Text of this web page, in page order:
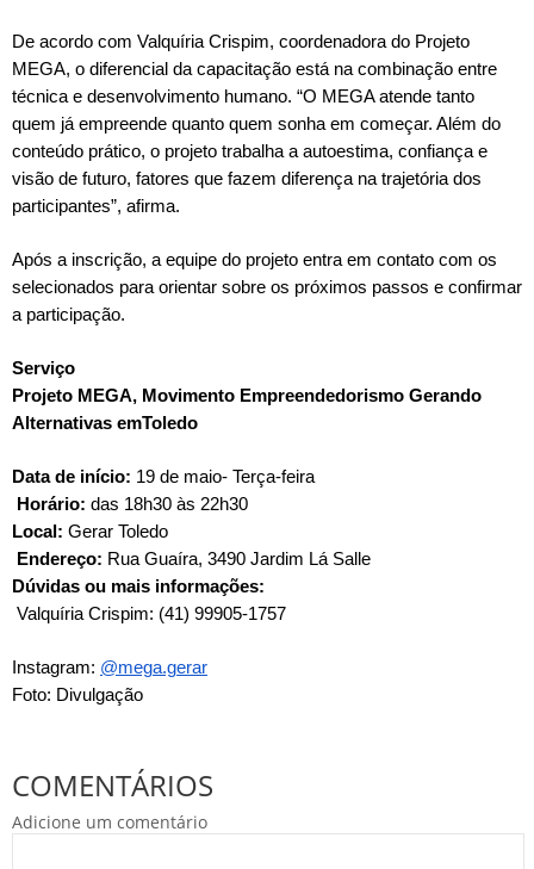
De acordo com Valquíria Crispim, coordenadora do Projeto
MEGA, o diferencial da capacitação está na combinação entre
técnica e desenvolvimento humano. “O MEGA atende tanto
quem já empreende quanto quem sonha em começar. Além do
conteúdo prático, o projeto trabalha a autoestima, confiança e
visão de futuro, fatores que fazem diferença na trajetória dos
participantes”, afirma.
Após a inscrição, a equipe do projeto entra em contato com os
selecionados para orientar sobre os próximos passos e confirmar
a participação.
Serviço
Projeto MEGA, Movimento Empreendedorismo Gerando
Alternativas emToledo
Data de início: 19 de maio- Terça-feira
Horário: das 18h30 às 22h30
Local: Gerar Toledo
Endereço: Rua Guaíra, 3490 Jardim Lá Salle
Dúvidas ou mais informações:
Valquíria Crispim: (41) 99905-1757
Instagram: @mega.gerar
Foto: Divulgação
COMENTÁRIOS
Adicione um comentário